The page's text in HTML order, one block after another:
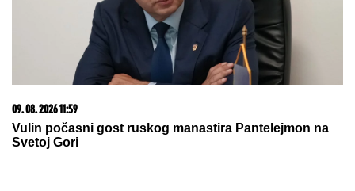
09. 08. 2026 11:59
Vulin počasni gost ruskog manastira Pantelejmon na
Svetoj Gori